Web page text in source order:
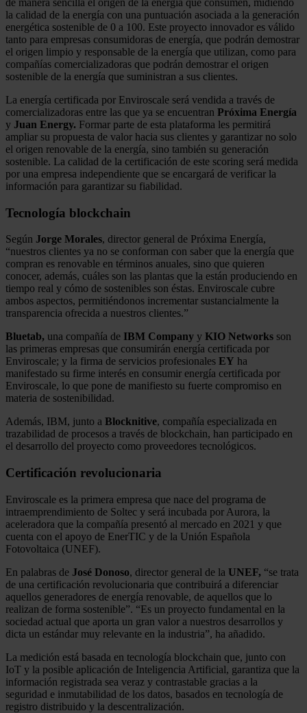
de manera sencilla el origen de la energía que consumen, midiendo
la calidad de la energía con una puntuación asociada a la generación
energética sostenible de 0 a 100. Este proyecto innovador es válido
tanto para empresas consumidoras de energía, que podrán demostrar
el origen limpio y responsable de la energía que utilizan, como para
compañías comercializadoras que podrán demostrar el origen
sostenible de la energía que suministran a sus clientes.
La energía certificada por Enviroscale será vendida a través de
comercializadoras entre las que ya se encuentran Próxima Energía
y Juan Energy. Formar parte de esta plataforma les permitirá
ampliar su propuesta de valor hacia sus clientes y garantizar no solo
el origen renovable de la energía, sino también su generación
sostenible. La calidad de la certificación de este scoring será medida
por una empresa independiente que se encargará de verificar la
información para garantizar su fiabilidad.
Tecnología blockchain
Según Jorge Morales, director general de Próxima Energía,
“nuestros clientes ya no se conforman con saber que la energía que
compran es renovable en términos anuales, sino que quieren
conocer, además, cuáles son las plantas que la están produciendo en
tiempo real y cómo de sostenibles son éstas. Enviroscale cubre
ambos aspectos, permitiéndonos incrementar sustancialmente la
transparencia ofrecida a nuestros clientes.”
Bluetab, una compañía de IBM Company y KIO Networks son
las primeras empresas que consumirán energía certificada por
Enviroscale; y la firma de servicios profesionales EY ha
manifestado su firme interés en consumir energía certificada por
Enviroscale, lo que pone de manifiesto su fuerte compromiso en
materia de sostenibilidad.
Además, IBM, junto a Blocknitive, compañía especializada en
trazabilidad de procesos a través de blockchain, han participado en
el desarrollo del proyecto como proveedores tecnológicos.
Certificación revolucionaria
Enviroscale es la primera empresa que nace del programa de
intraemprendimiento de Soltec y será incubada por Aurora, la
aceleradora que la compañía presentó al mercado en 2021 y que
cuenta con el apoyo de EnerTIC y de la Unión Española
Fotovoltaica (UNEF).
En palabras de José Donoso, director general de la UNEF, “se trata
de una certificación revolucionaria que contribuirá a diferenciar
aquellos generadores de energía renovable, de aquellos que lo
realizan de forma sostenible”. “Es un proyecto fundamental en la
sociedad actual que aporta un gran valor a nuestros desarrollos y
dicta un estándar muy relevante en la industria”, ha añadido.
La medición está basada en tecnología blockchain que, junto con
IoT y la posible aplicación de Inteligencia Artificial, garantiza que la
información registrada sea veraz y contrastable gracias a la
seguridad e inmutabilidad de los datos, basados en tecnología de
registro distribuido y la descentralización.